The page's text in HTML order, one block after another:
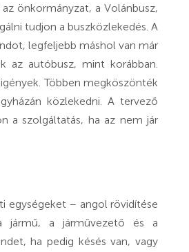
önkormányzat, a Volánbusz,
tudjon a buszközlekedés. A
legfeljebb máshol van már
az autóbusz, mint korábban.
Többen megköszönték
közlekedni. A tervező
a szolgáltatás, ha az nem jár
egységeket – angol rövidítése
jármű, a járművezető és a
ha pedig késés van, vagy